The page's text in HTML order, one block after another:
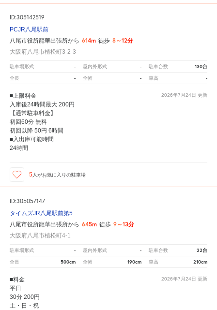
ID:305142519
PCJR八尾駅前
八尾市役所龍華出張所から 614m 徒歩 8～12分
大阪府八尾市植松町3-2-3
駐車場形式 - 屋内外形式 - 駐車台数 130台
全長 - 全幅 - 車高 -
2026年7月24日 更新
■上限料金
入庫後24時間最大 200円
【通常駐車料金】
初回60分 無料
初回以降 50円 6時間
■入出庫可能時間
24時間
5人がお気に入りの駐車場
ID:305057147
タイムズJR八尾駅前第5
八尾市役所龍華出張所から 645m 徒歩 9～13分
大阪府八尾市植松町4-1
駐車場形式 - 屋内外形式 - 駐車台数 22台
全長 500cm 全幅 190cm 車高 210cm
2026年7月24日 更新
■料金
平日
30分 200円
土・日・祝